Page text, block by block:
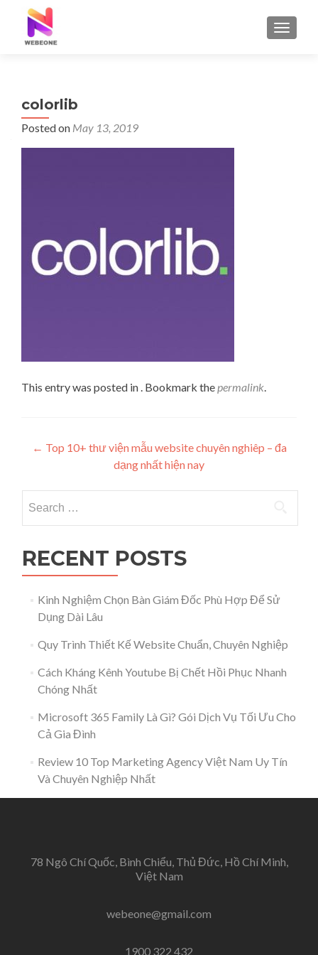
colorlib
Posted on May 13, 2019
This entry was posted in . Bookmark thepermalink.
Post navigation
← Top 10+ thư viện mẫu website chuyên nghiêp – đa
dạng nhất hiện nay
RECENT POSTS
Kinh Nghiệm Chọn Bàn Giám Đốc Phù Hợp Để Sử
Dụng Dài Lâu
Quy Trình Thiết Kế Website Chuẩn, Chuyên Nghiệp
Cách Kháng Kênh Youtube Bị Chết Hồi Phục Nhanh
Chóng Nhất
Microsoft 365 Family Là Gì? Gói Dịch Vụ Tối Ưu Cho
Cả Gia Đình
Review 10 Top Marketing Agency Việt Nam Uy Tín
Và Chuyên Nghiệp Nhất
78 Ngô Chí Quốc, Bình Chiểu, Thủ Đức, Hồ Chí Minh,
Việt Nam
webeone@gmail.com
1900 322 432